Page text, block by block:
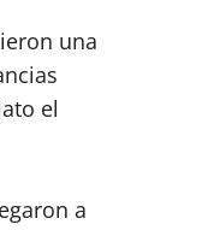
una
el
a